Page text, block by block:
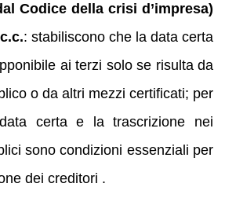
Codice della crisi d’impresa)
: stabiliscono che la data certa
ai terzi solo se risulta da
o da altri mezzi certificati; per
certa e la trascrizione nei
sono condizioni essenziali per
dei creditori .